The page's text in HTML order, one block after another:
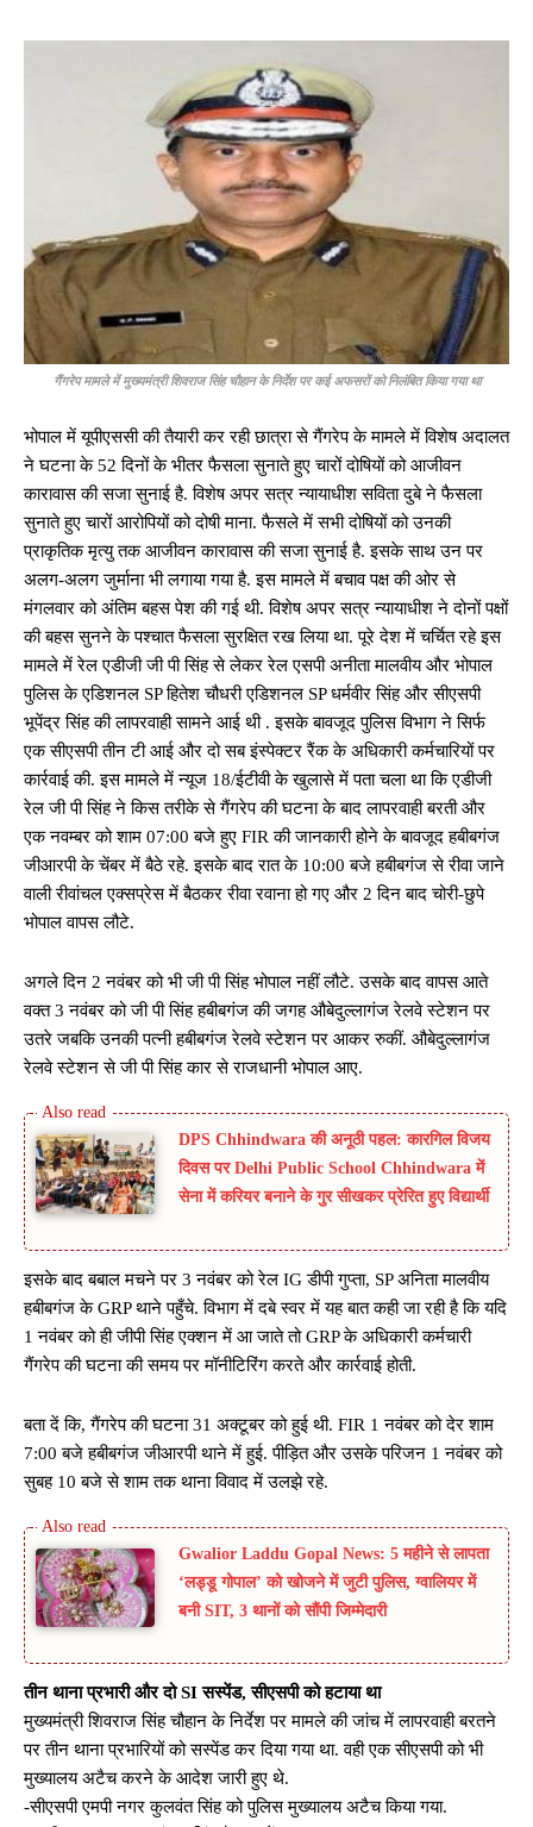
गैंगरेप मामले में मुख्यमंत्री शिवराज सिंह चौहान के निर्देश पर कई अफसरों को निलंबित किया गया था
भोपाल में यूपीएससी की तैयारी कर रही छात्रा से गैंगरेप के मामले में विशेष अदालत
ने घटना के 52 दिनों के भीतर फैसला सुनाते हुए चारों दोषियों को आजीवन
कारावास की सजा सुनाई है. विशेष अपर सत्र न्यायाधीश सविता दुबे ने फैसला
सुनाते हुए चारों आरोपियों को दोषी माना. फैसले में सभी दोषियों को उनकी
प्राकृतिक मृत्यु तक आजीवन कारावास की सजा सुनाई है. इसके साथ उन पर
अलग-अलग जुर्माना भी लगाया गया है. इस मामले में बचाव पक्ष की ओर से
मंगलवार को अंतिम बहस पेश की गई थी. विशेष अपर सत्र न्यायाधीश ने दोनों पक्षों
की बहस सुनने के पश्चात फैसला सुरक्षित रख लिया था. पूरे देश में चर्चित रहे इस
मामले में रेल एडीजी जी पी सिंह से लेकर रेल एसपी अनीता मालवीय और भोपाल
पुलिस के एडिशनल SP हितेश चौधरी एडिशनल SP धर्मवीर सिंह और सीएसपी
भूपेंद्र सिंह की लापरवाही सामने आई थी . इसके बावजूद पुलिस विभाग ने सिर्फ
एक सीएसपी तीन टी आई और दो सब इंस्पेक्टर रैंक के अधिकारी कर्मचारियों पर
कार्रवाई की. इस मामले में न्यूज 18/ईटीवी के खुलासे में पता चला था कि एडीजी
रेल जी पी सिंह ने किस तरीके से गैंगरेप की घटना के बाद लापरवाही बरती और
एक नवम्बर को शाम 07:00 बजे हुए FIR की जानकारी होने के बावजूद हबीबगंज
जीआरपी के चेंबर में बैठे रहे. इसके बाद रात के 10:00 बजे हबीबगंज से रीवा जाने
वाली रीवांचल एक्सप्रेस में बैठकर रीवा रवाना हो गए और 2 दिन बाद चोरी-छुपे
भोपाल वापस लौटे.
अगले दिन 2 नवंबर को भी जी पी सिंह भोपाल नहीं लौटे. उसके बाद वापस आते
वक्त 3 नवंबर को जी पी सिंह हबीबगंज की जगह औबेदुल्लागंज रेलवे स्टेशन पर
उतरे जबकि उनकी पत्नी हबीबगंज रेलवे स्टेशन पर आकर रुकीं. औबेदुल्लागंज
रेलवे स्टेशन से जी पी सिंह कार से राजधानी भोपाल आए.
DPS Chhindwara की अनूठी पहल: कारगिल विजय
दिवस पर Delhi Public School Chhindwara में
सेना में करियर बनाने के गुर सीखकर प्रेरित हुए विद्यार्थी
इसके बाद बबाल मचने पर 3 नवंबर को रेल IG डीपी गुप्ता, SP अनिता मालवीय
हबीबगंज के GRP थाने पहुँचे. विभाग में दबे स्वर में यह बात कही जा रही है कि यदि
1 नवंबर को ही जीपी सिंह एक्शन में आ जाते तो GRP के अधिकारी कर्मचारी
गैंगरेप की घटना की समय पर मॉनीटिरिंग करते और कार्रवाई होती.
बता दें कि, गैंगरेप की घटना 31 अक्टूबर को हुई थी. FIR 1 नवंबर को देर शाम
7:00 बजे हबीबगंज जीआरपी थाने में हुई. पीड़ित और उसके परिजन 1 नवंबर को
सुबह 10 बजे से शाम तक थाना विवाद में उलझे रहे.
Gwalior Laddu Gopal News: 5 महीने से लापता
‘लड्डू गोपाल’ को खोजने में जुटी पुलिस, ग्वालियर में
बनी SIT, 3 थानों को सौंपी जिम्मेदारी
तीन थाना प्रभारी और दो SI सस्पेंड, सीएसपी को हटाया था
मुख्यमंत्री शिवराज सिंह चौहान के निर्देश पर मामले की जांच में लापरवाही बरतने
पर तीन थाना प्रभारियों को सस्पेंड कर दिया गया था. वही एक सीएसपी को भी
मुख्यालय अटैच करने के आदेश जारी हुए थे.
-सीएसपी एमपी नगर कुलवंत सिंह को पुलिस मुख्यालय अटैच किया गया.